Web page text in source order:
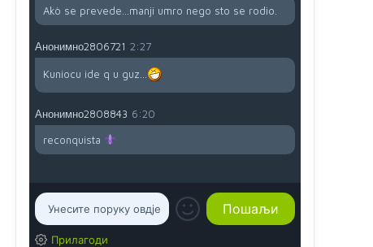
Akò se prevede...manji umro nego sto se rodio.
Анонимно2806721 2:27
Kuniocu ide q u guz...
Анонимно2808843 6:20
reconquista
Прилагоди